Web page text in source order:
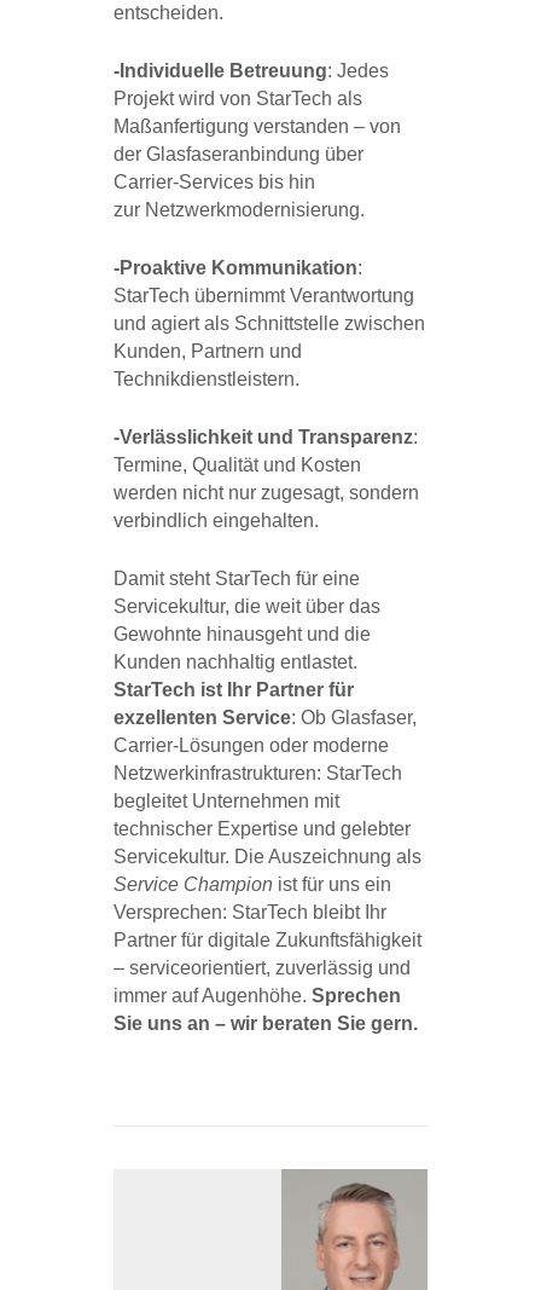
entscheiden.
-Individuelle Betreuung: Jedes
Projekt wird von StarTech als
Maßanfertigung verstanden – von
der Glasfaseranbindung über
Carrier-Services bis hin
zur Netzwerkmodernisierung.
-Proaktive Kommunikation:
StarTech übernimmt Verantwortung
und agiert als Schnittstelle zwischen
Kunden, Partnern und
Technikdienstleistern.
-Verlässlichkeit und Transparenz:
Termine, Qualität und Kosten
werden nicht nur zugesagt, sondern
verbindlich eingehalten.
Damit steht StarTech für eine
Servicekultur, die weit über das
Gewohnte hinausgeht und die
Kunden nachhaltig entlastet.
StarTech ist Ihr Partner für
exzellenten Service: Ob Glasfaser,
Carrier-Lösungen oder moderne
Netzwerkinfrastrukturen: StarTech
begleitet Unternehmen mit
technischer Expertise und gelebter
Servicekultur. Die Auszeichnung als
Service Champion ist für uns ein
Versprechen: StarTech bleibt Ihr
Partner für digitale Zukunftsfähigkeit
– serviceorientiert, zuverlässig und
immer auf Augenhöhe. Sprechen
Sie uns an – wir beraten Sie gern.